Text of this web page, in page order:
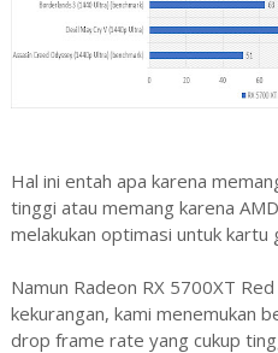
Hal ini entah apa karena
tinggi atau memang karena
melakukan optimasi untuk kartu
Namun Radeon RX 5700XT
kekurangan, kami menemukan
drop frame rate yang cukup